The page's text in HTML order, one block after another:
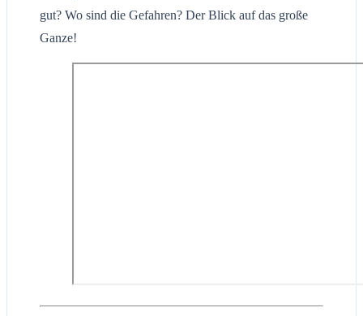
gut? Wo sind die Gefahren? Der Blick auf das große
Ganze!